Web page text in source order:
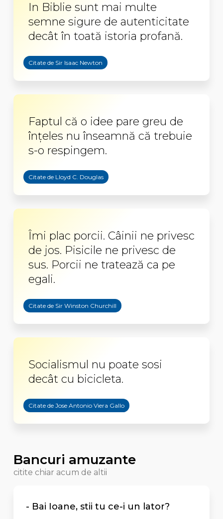
In Biblie sunt mai multe
semne sigure de autenticitate
decât în toată istoria profană.
Citate de Sir Isaac Newton
Faptul că o idee pare greu de
înțeles nu înseamnă că trebuie
s-o respingem.
Citate de Lloyd C. Douglas
Îmi plac porcii. Câinii ne privesc
de jos. Pisicile ne privesc de
sus. Porcii ne tratează ca pe
egali.
Citate de Sir Winston Churchill
Socialismul nu poate sosi
decât cu bicicleta.
Citate de Jose Antonio Viera Gallo
Bancuri amuzante
citite chiar acum de altii
- Bai Ioane, stii tu ce-i un lator?